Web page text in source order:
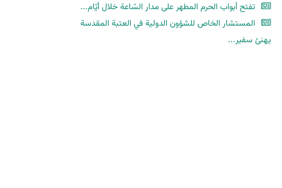
تفتح أبواب الحرم المطهر على مدار السّاعة خلال أيّام...
المستشار الخاص للشؤون الدولية في العتبة المقدسة
يهنئ سفير...